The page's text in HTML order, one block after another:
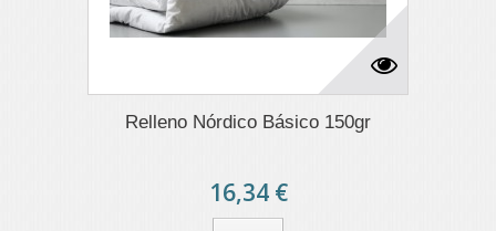
Relleno Nórdico Básico 150gr
16,34 €